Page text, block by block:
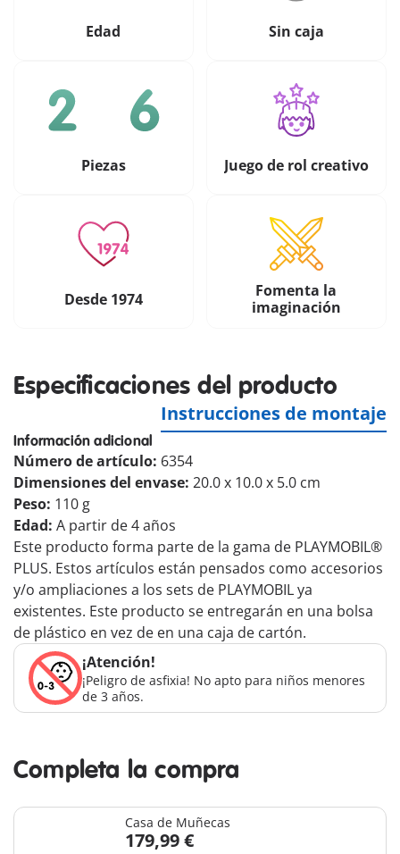
Edad Sin caja
Piezas Juego de rol creativo
Desde 1974
Fomenta la
imaginación
Especificaciones del producto
Instrucciones de montaje
Información adicional
Número de artículo: 6354
Dimensiones del envase: 20.0 x 10.0 x 5.0 cm
Peso: 110 g
Edad: A partir de 4 años
Este producto forma parte de la gama de PLAYMOBIL®
PLUS. Estos artículos están pensados como accesorios
y/o ampliaciones a los sets de PLAYMOBIL ya
existentes. Este producto se entregarán en una bolsa
de plástico en vez de en una caja de cartón.
¡Atención!
¡Peligro de asfixia! No apto para niños menores
de 3 años.
Completa la compra
Casa de Muñecas
179,99 €